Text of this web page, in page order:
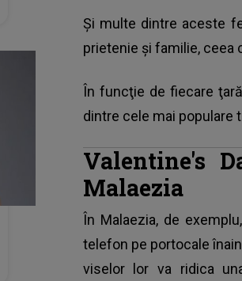
Și multe dintre aceste
prietenie și familie, ceea
În funcţie de fiecare
dintre cele mai populare
Valentine's
Malaezia
În Malaezia, de
telefon pe portocale
viselor lor va ridica